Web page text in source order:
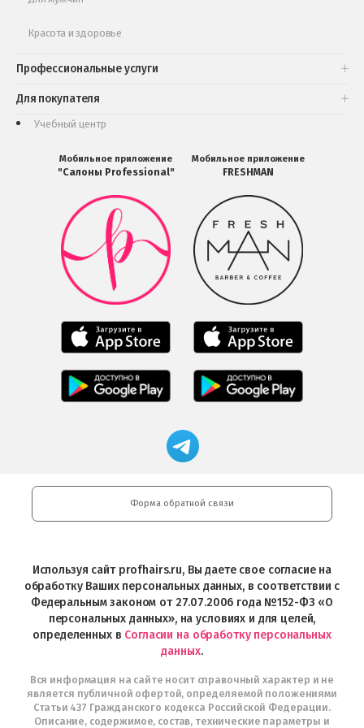
Красота и здоровье
Профессиональные услуги
Для покупателя
Учебный центр
Мобильное приложение
"Салоны Professional"
Мобильное
приложение
Салоны
Professional
загрузить
в
Google
Мобильное
приложение
Professional
загрузить
Мобильное
приложение
Professional
загрузить
Play
Мобильное приложение
FRESHMAN
Мобильное
приложение
FRESHMAN
в
Google
Play
Мобильное
приложение
загрузить
в
Мобильное
приложение
Магазин
профессиональной
Professional
и
Интернет-
Telegram
Форма обратной связи
Используя сайт profhairs.ru, Вы даете свое согласие на
обработку Ваших персональных данных, в соответствии с
Федеральным законом от 27.07.2006 года №152-ФЗ «О
персональных данных», на условиях и для целей,
определенных в Согласии на обработку персональных
данных.
Вся информация на сайте носит справочный характер и не
является публичной офертой, определяемой положениями
Статьи 437 Гражданского кодекса Российской Федерации.
Описание, содержимое, состав, технические параметры и